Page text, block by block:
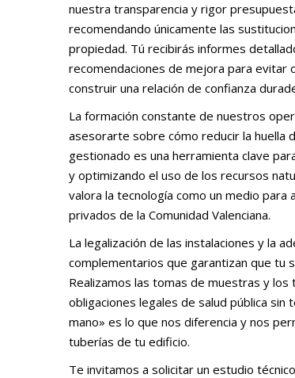
nuestra transparencia y rigor
recomendando únicamente las
propiedad. Tú recibirás informes
recomendaciones de mejora para evitar
construir una relación de confianza
La formación constante de nuestros
asesorarte sobre cómo reducir la huella
gestionado es una herramienta clave
y optimizando el uso de los recursos
valora la tecnología como un medio
privados de la Comunidad Valenciana.
La legalización de las instalaciones y la
complementarios que garantizan que tu
Realizamos las tomas de muestras y
obligaciones legales de salud pública
mano» es lo que nos diferencia y nos
tuberías de tu edificio.
Te invitamos a solicitar un estudio